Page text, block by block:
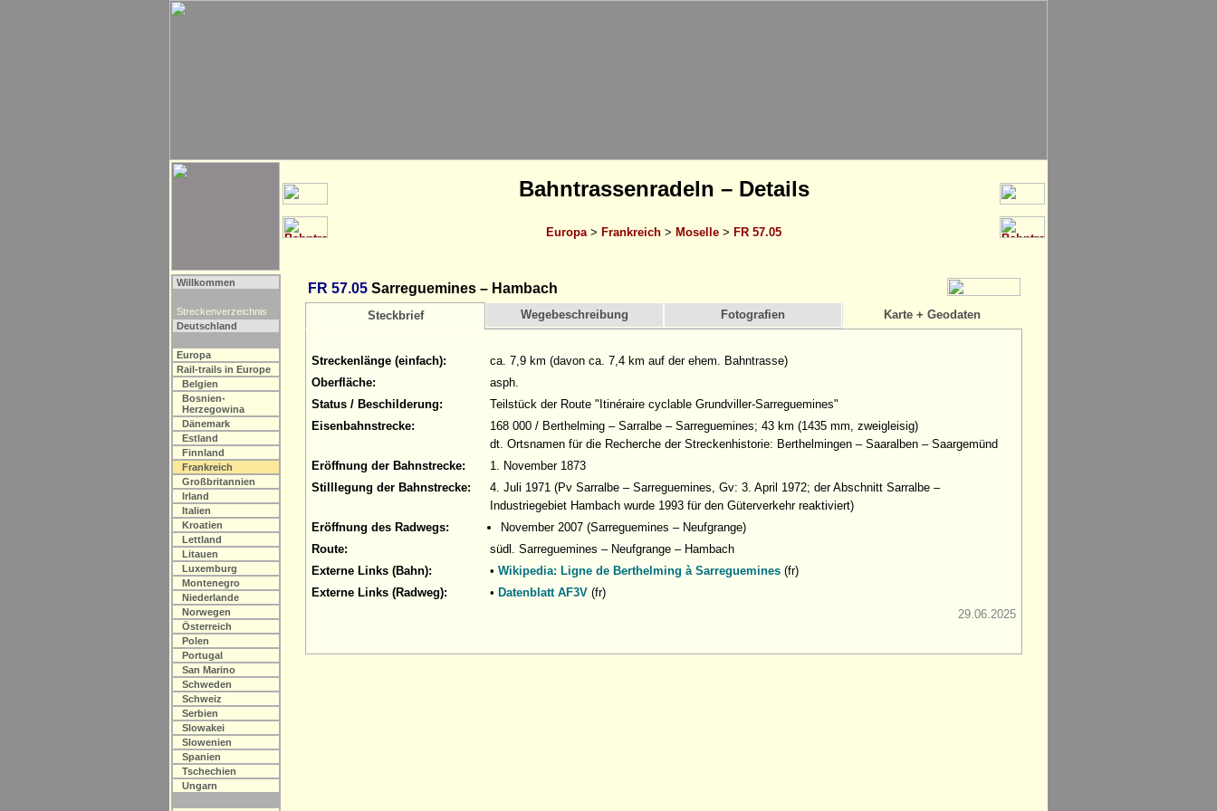
Bahntrassenradeln – Details
Europa > Frankreich > Moselle > FR 57.05
Willkommen
Streckenverzeichnis
Deutschland
Europa
Rail-trails in Europe
Belgien
Bosnien-
Herzegowina
Dänemark
Estland
Finnland
Frankreich
Großbritannien
Irland
Italien
Kroatien
Lettland
Litauen
Luxemburg
Montenegro
Niederlande
Norwegen
Österreich
Polen
Portugal
San Marino
Schweden
Schweiz
Serbien
Slowakei
Slowenien
Spanien
Tschechien
Ungarn
FR 57.05 Sarreguemines – Hambach
Steckbrief Wegebeschreibung Fotografien Karte + Geodaten
Streckenlänge (einfach):
ca. 7,9 km (davon ca. 7,4 km auf der ehem. Bahntrasse)
Oberfläche:
asph.
Status / Beschilderung:
Teilstück der Route "Itinéraire cyclable Grundviller-Sarreguemines"
Eisenbahnstrecke:
168 000 / Berthelming – Sarralbe – Sarreguemines; 43 km (1435 mm, zweigleisig)
dt. Ortsnamen für die Recherche der Streckenhistorie: Berthelmingen – Saaralben – Saargemünd
Eröffnung der Bahnstrecke:
1. November 1873
Stilllegung der Bahnstrecke:
4. Juli 1971 (Pv Sarralbe – Sarreguemines, Gv: 3. April 1972; der Abschnitt Sarralbe –
Industriegebiet Hambach wurde 1993 für den Güterverkehr reaktiviert)
Eröffnung des Radwegs:
November 2007 (Sarreguemines – Neufgrange)
Route:
südl. Sarreguemines – Neufgrange – Hambach
Externe Links (Bahn):
• Wikipedia: Ligne de Berthelming à Sarreguemines (fr)
Externe Links (Radweg):
• Datenblatt AF3V (fr)
29.06.2025